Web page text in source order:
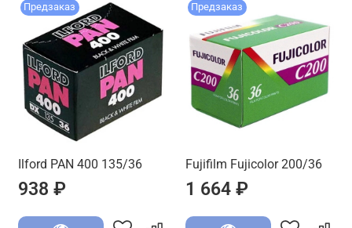
Предзаказ
Ilford PAN 400 135/36
938 ₽
Предзаказ
Fujifilm Fujicolor 200/36
1 664 ₽